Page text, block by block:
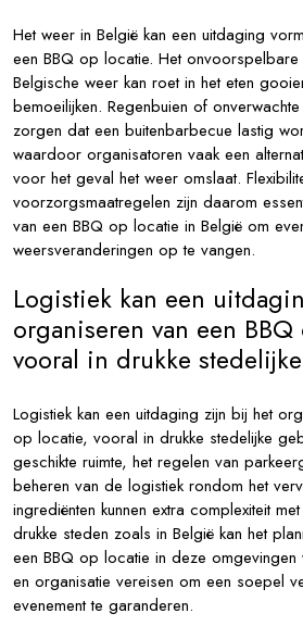
Het weer in België kan een uitdaging
een BBQ op locatie. Het onvoorspelbare
Belgische weer kan roet in het eten
bemoeilijken. Regenbuien of
zorgen dat een buitenbarbecue lastig
waardoor organisatoren vaak een
voor het geval het weer omslaat.
voorzorgsmaatregelen zijn daarom
van een BBQ op locatie in België om
weersveranderingen op te vangen.
Logistiek kan een
organiseren van een
vooral in drukke
Logistiek kan een uitdaging zijn bij het
op locatie, vooral in drukke stedelijke
geschikte ruimte, het regelen van
beheren van de logistiek rondom het
ingrediënten kunnen extra complexiteit
drukke steden zoals in België kan het
een BBQ op locatie in deze
en organisatie vereisen om een soepel
evenement te garanderen.